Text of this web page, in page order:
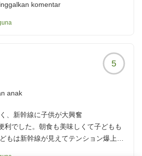
komentar
anak
5
、新幹線に子供が大興奮
利でした。朝食も美味しくて子どもも
もは新幹線が見えてテンション爆上が